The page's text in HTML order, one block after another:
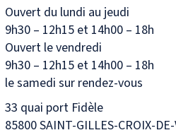
Ouvert du lundi au jeudi
9h30 – 12h15 et 14h00 – 18h
Ouvert le vendredi
9h30 – 12h15 et 14h00 – 18h
le samedi sur rendez-vous
33 quai port Fidèle
85800 SAINT-GILLES-CROIX-